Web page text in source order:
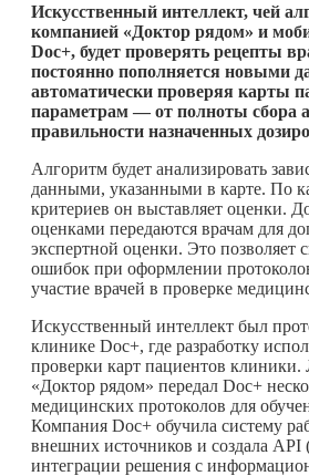
Искусственный интеллект, чей
компанией «Доктор рядом» и
Doc+, будет проверять рецепты
постоянно пополняется новыми
автоматически проверяя карты
параметрам — от полноты сбора
правильности назначенных
Алгоритм будет анализировать
данными, указанными в карте. По
критериев он выставляет оценки.
оценками передаются врачам для
экспертной оценки. Это позволяет
ошибок при оформлении
участие врачей в проверке
Искусственный интеллект был
клинике Doc+, где разработку
проверки карт пациентов клиники.
«Доктор рядом» передал Doc+
медицинских протоколов для
Компания Doc+ обучила систему
внешних источников и создала API
интеграции решения с